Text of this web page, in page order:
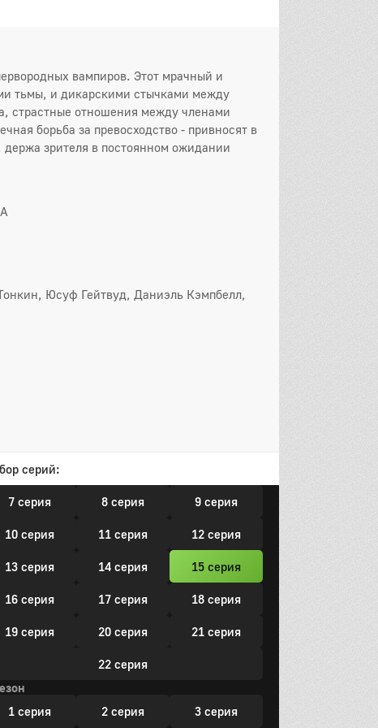
вампиров. Этот мрачный и
тьмы, и дикарскими стычками между
страстные отношения между членами
борьба за превосходство - привносят в
зрителя в постоянном ожидании
Юсуф Гейтвуд, Даниэль Кэмпбелл,
серий:
4 серия
7 серия 8 серия 9 серия
10 серия 11 серия 12 серия
13 серия 14 серия 15 серия
16 серия 17 серия 18 серия
19 серия 20 серия 21 серия
22 серия
1 серия
2 серия 3 серия